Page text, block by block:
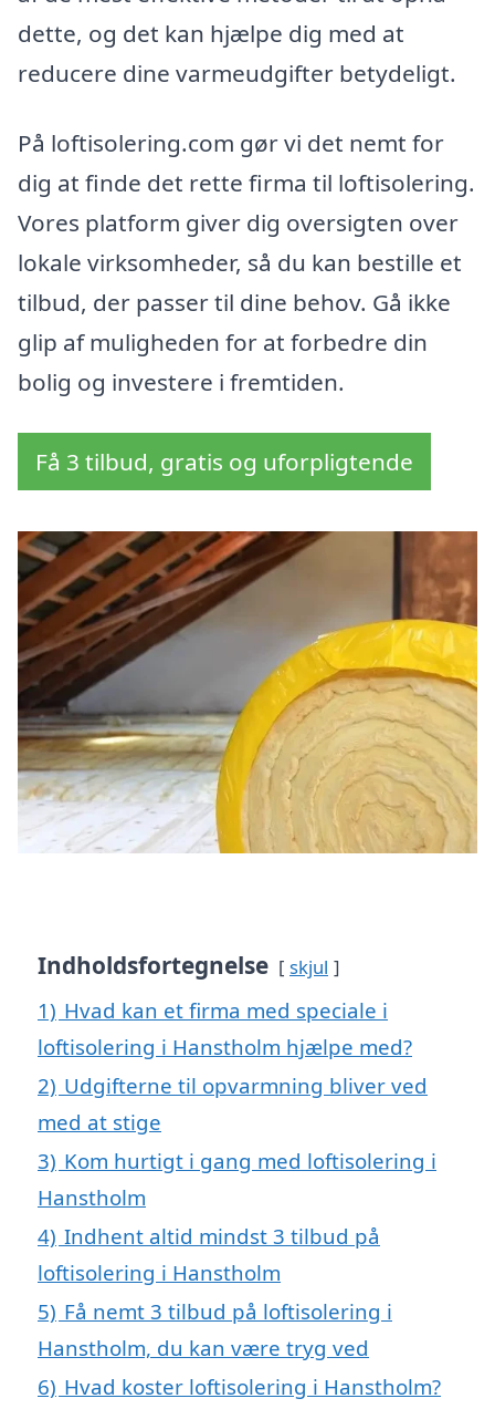
dette, og det kan hjælpe dig med at
reducere dine varmeudgifter betydeligt.
På loftisolering.com gør vi det nemt for
dig at finde det rette firma til loftisolering.
Vores platform giver dig oversigten over
lokale virksomheder, så du kan bestille et
tilbud, der passer til dine behov. Gå ikke
glip af muligheden for at forbedre din
bolig og investere i fremtiden.
Få 3 tilbud, gratis og uforpligtende
Indholdsfortegnelse skjul
1) Hvad kan et firma med speciale i
loftisolering i Hanstholm hjælpe med?
2) Udgifterne til opvarmning bliver ved
med at stige
3) Kom hurtigt i gang med loftisolering i
Hanstholm
4) Indhent altid mindst 3 tilbud på
loftisolering i Hanstholm
5) Få nemt 3 tilbud på loftisolering i
Hanstholm, du kan være tryg ved
6) Hvad koster loftisolering i Hanstholm?